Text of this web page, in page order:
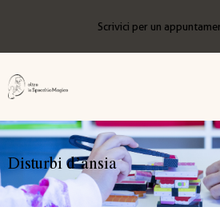
Scrivici per un
Disturbi d’ansia